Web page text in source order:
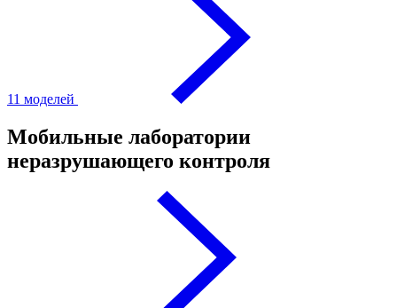
11 моделей
Мобильные лаборатории
неразрушающего контроля